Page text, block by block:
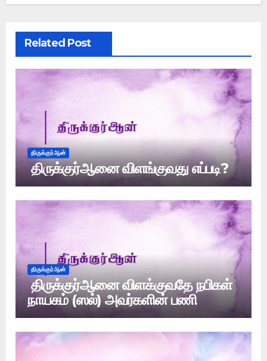
Related Post
திருக்குர்ஆன்
திருக்குர்ஆனை விளங்குவது எப்படி?
திருக்குர்ஆன்
திருக்குர்ஆனை விளக்குவதே நபிகள்
நாயகம் (ஸல்) அவர்களின் பணி